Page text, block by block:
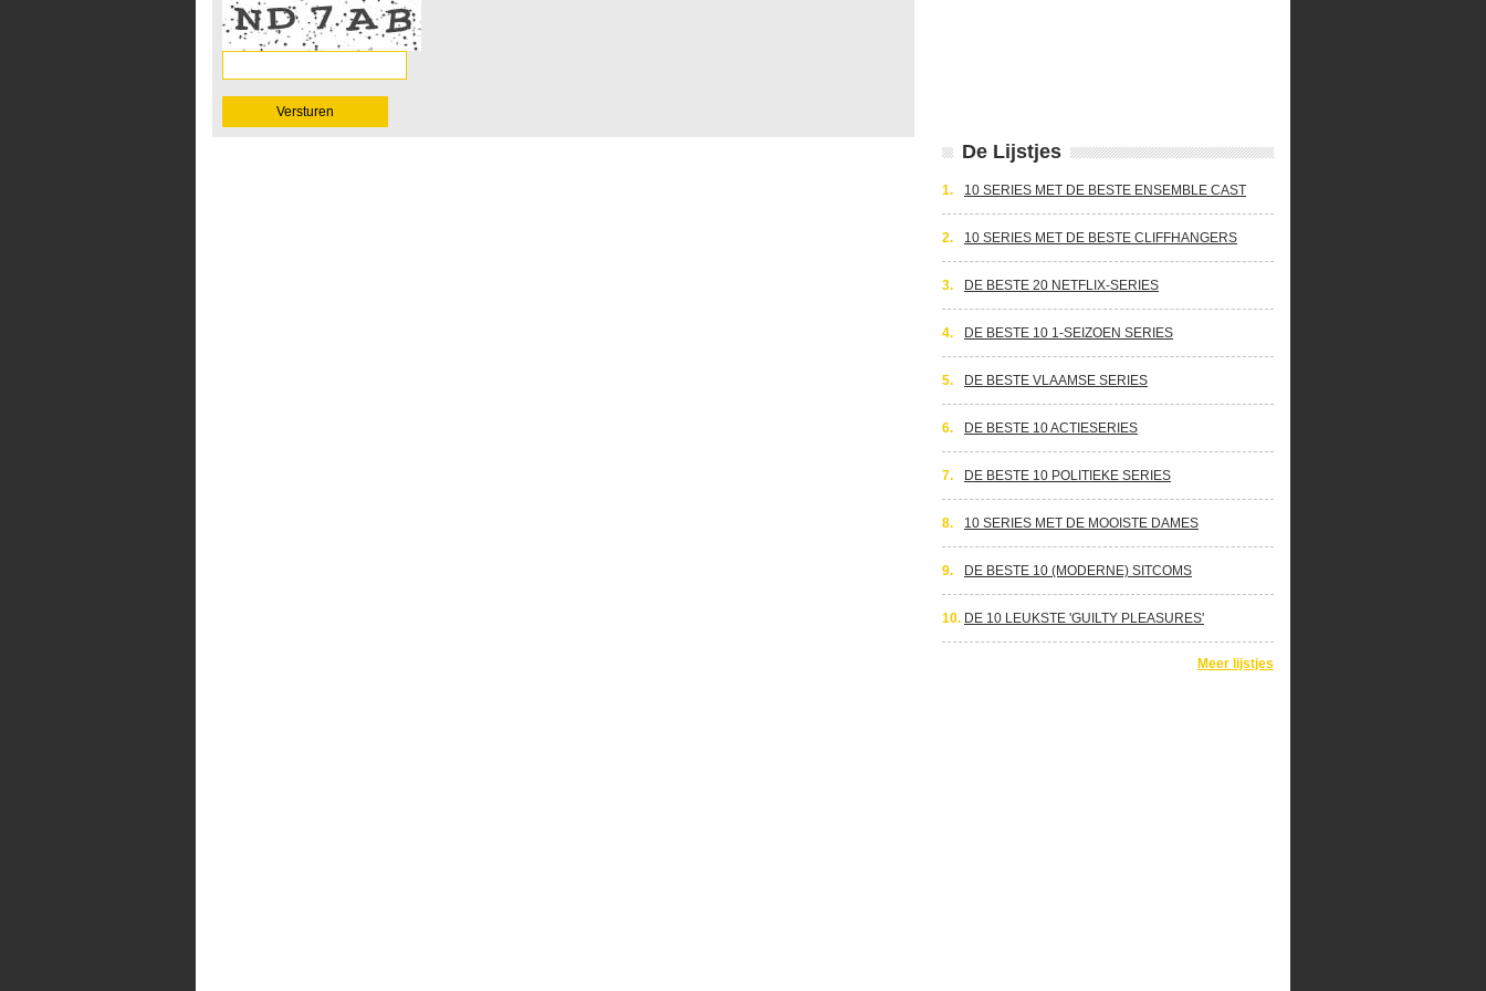
De Lijstjes
1. 10 SERIES MET DE BESTE ENSEMBLE CAST
2. 10 SERIES MET DE BESTE CLIFFHANGERS
3. DE BESTE 20 NETFLIX-SERIES
4. DE BESTE 10 1-SEIZOEN SERIES
5. DE BESTE VLAAMSE SERIES
6. DE BESTE 10 ACTIESERIES
7. DE BESTE 10 POLITIEKE SERIES
8. 10 SERIES MET DE MOOISTE DAMES
9. DE BESTE 10 (MODERNE) SITCOMS
10. DE 10 LEUKSTE 'GUILTY PLEASURES'
Meer lijstjes